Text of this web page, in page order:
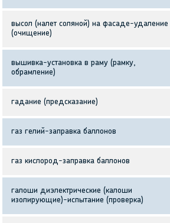
высол (налет соляной) на фасаде-удаление
(очищение)
вышивка-установка в раму (рамку,
обрамление)
гадание (предсказание)
газ гелий-заправка баллонов
газ кислород-заправка баллонов
галоши диэлектрические (калоши
изолирующие)-испытание (проверка)